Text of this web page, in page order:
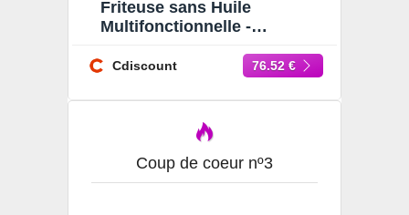
Friteuse sans Huile
Multifonctionnelle -
Friteuse sans Huile 80-190
Cdiscount 76.52 €
Coup de coeur nº3